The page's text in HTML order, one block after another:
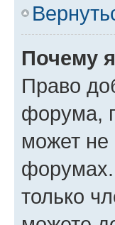
Почему
Право
форума,
может не
форумах.
только